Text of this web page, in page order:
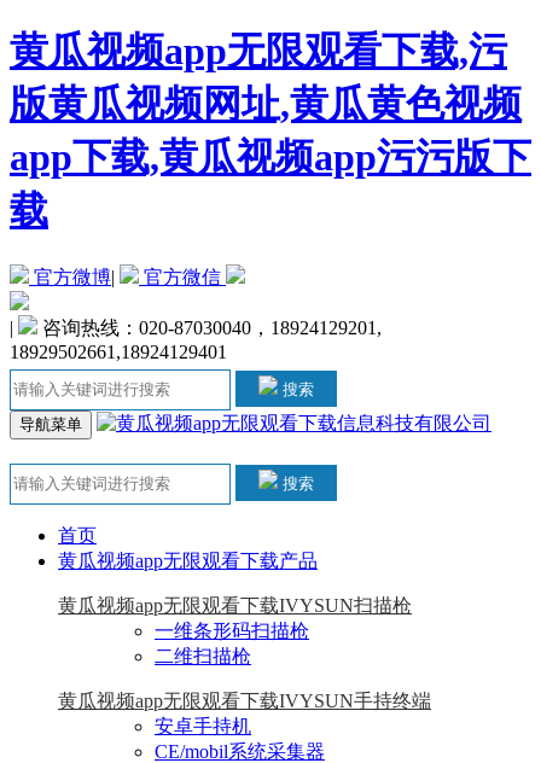
黄瓜视频app无限观看下载,污
版黄瓜视频网址,黄瓜黄色视频
app下载,黄瓜视频app污污版下
载
官方微博| 官方微信
|
咨询热线：020-87030040，18924129201,
18929502661,18924129401
搜索
导航菜单
搜索
首页
黄瓜视频app无限观看下载产品
黄瓜视频app无限观看下载IVYSUN扫描枪
一维条形码扫描枪
二维扫描枪
黄瓜视频app无限观看下载IVYSUN手持终端
安卓手持机
CE/mobil系统采集器